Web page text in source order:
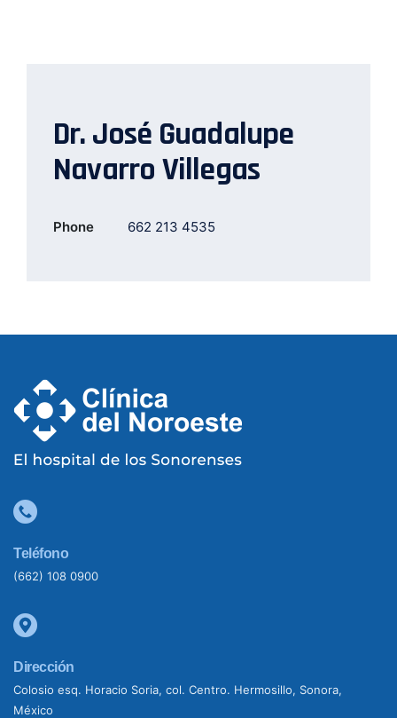
Dr. José Guadalupe
Navarro Villegas
Phone 662 213 4535
Teléfono
(662) 108 0900
Dirección
Colosio esq. Horacio Soria, col. Centro. Hermosillo, Sonora,
México